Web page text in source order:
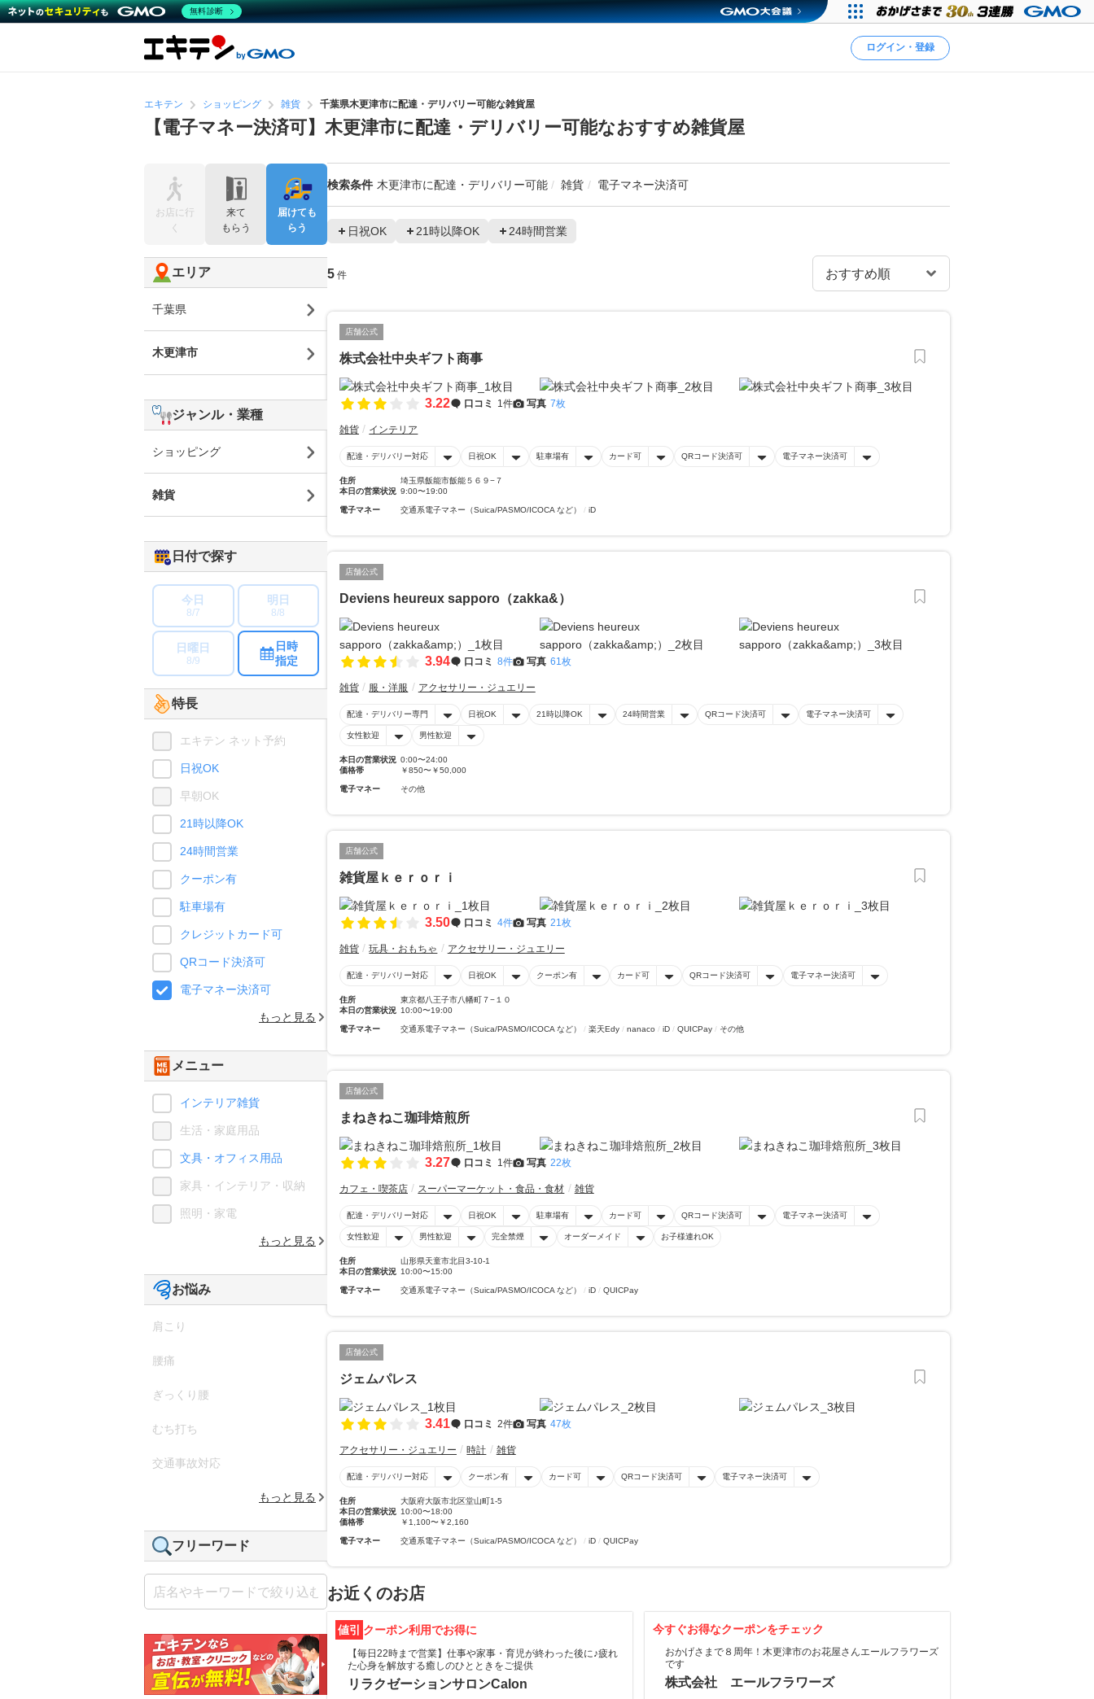
ログイン・登録
エキテン ショッピング 雑貨 千葉県木更津市に配達・デリバリー可能な雑貨屋
【電子マネー決済可】木更津市に配達・デリバリー可能なおすすめ雑貨屋
検索条件 木更津市に配達・デリバリー可能 雑貨 電子マネー決済可
日祝OK 21時以降OK 24時間営業
5 件
店舗公式
株式会社中央ギフト商事
3.22 口コミ 1件 写真 7枚
雑貨 インテリア
配達・デリバリー対応 日祝OK 駐車場有 カード可 QRコード決済可 電子マネー決済可
住所
埼玉県飯能市飯能５６９−７
本日の営業状況 9:00〜19:00
電子マネー 交通系電子マネー（Suica/PASMO/ICOCA など） iD
店舗公式
Deviens heureux sapporo（zakka&）
3.94 口コミ 8件 写真 61枚
雑貨 服・洋服 アクセサリー・ジュエリー
配達・デリバリー専門 日祝OK 21時以降OK 24時間営業 QRコード決済可 電子マネー決済可
女性歓迎 男性歓迎
本日の営業状況 0:00〜24:00
価格帯
￥850〜￥50,000
電子マネー その他
店舗公式
雑貨屋ｋｅｒｏｒｉ
3.50 口コミ 4件 写真 21枚
雑貨 玩具・おもちゃ アクセサリー・ジュエリー
配達・デリバリー対応 日祝OK クーポン有 カード可 QRコード決済可 電子マネー決済可
住所
東京都八王子市八幡町７−１０
本日の営業状況 10:00〜19:00
電子マネー 交通系電子マネー（Suica/PASMO/ICOCA など） 楽天Edy nanaco iD QUICPay その他
店舗公式
まねきねこ珈琲焙煎所
3.27 口コミ 1件 写真 22枚
カフェ・喫茶店 スーパーマーケット・食品・食材 雑貨
配達・デリバリー対応 日祝OK 駐車場有 カード可 QRコード決済可 電子マネー決済可
女性歓迎 男性歓迎 完全禁煙 オーダーメイド お子様連れOK
住所
山形県天童市北目3-10-1
本日の営業状況 10:00〜15:00
電子マネー 交通系電子マネー（Suica/PASMO/ICOCA など） iD QUICPay
店舗公式
ジェムパレス
3.41 口コミ 2件 写真 47枚
アクセサリー・ジュエリー 時計 雑貨
配達・デリバリー対応 クーポン有 カード可 QRコード決済可 電子マネー決済可
住所
大阪府大阪市北区堂山町1-5
本日の営業状況 10:00〜18:00
価格帯
￥1,100〜￥2,160
電子マネー 交通系電子マネー（Suica/PASMO/ICOCA など） iD QUICPay
お近くのお店
値引 クーポン利用でお得に
【毎日22時まで営業】仕事や家事・育児が終わった後に♪疲れ
た心身を解放する癒しのひとときをご提供
リラクゼーションサロンCalon
今すぐお得なクーポンをチェック
おかげさまで８周年！木更津市のお花屋さんエールフラワーズ
です
株式会社 エールフラワーズ
お店に行
く
来て
もらう
届けても
らう
エリア
千葉県
木更津市
ジャンル・業種
ショッピング
雑貨
日付で探す
今日
8/7
明日
8/8
日曜日
8/9
日時
指定
特長
エキテン ネット予約
日祝OK
早朝OK
21時以降OK
24時間営業
クーポン有
駐車場有
クレジットカード可
QRコード決済可
電子マネー決済可
もっと見る
メニュー
インテリア雑貨
生活・家庭用品
文具・オフィス用品
家具・インテリア・収納
照明・家電
もっと見る
お悩み
肩こり
腰痛
ぎっくり腰
むち打ち
交通事故対応
もっと見る
フリーワード
無料診断